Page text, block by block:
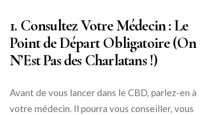
1. Consultez Votre Médecin : Le
Point de Départ Obligatoire (On
N’Est Pas des Charlatans !)
Avant de vous lancer dans le CBD, parlez-en à
votre médecin. Il pourra vous conseiller, vous